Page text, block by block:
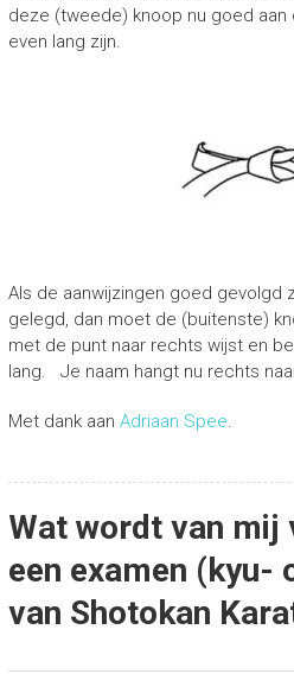
deze (tweede) knoop nu goed
even lang zijn.
Als de aanwijzingen goed gevolgd
gelegd, dan moet de (buitenste)
met de punt naar rechts wijst en
lang. Je naam hangt nu rechts
Met dank aan Adriaan Spee.
Wat wordt van mij
een examen (kyu-
van Shotokan